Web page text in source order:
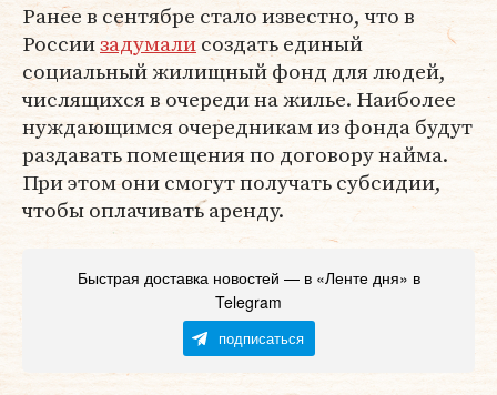
Ранее в сентябре стало известно, что в
Россиизадумалисоздать единый
социальный жилищный фонд для людей,
числящихся в очереди на жилье. Наиболее
нуждающимся очередникам из фонда будут
раздавать помещения по договору найма.
При этом они смогут получать субсидии,
чтобы оплачивать аренду.
Быстрая доставка новостей — в «Ленте дня» в
Telegram
подписаться